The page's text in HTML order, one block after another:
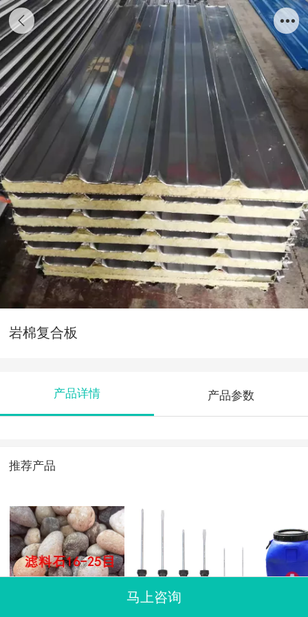
岩棉复合板
产品详情 产品参数
推荐产品
各种改锥
马上咨询